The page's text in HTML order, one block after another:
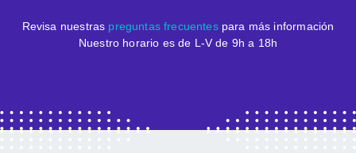
Revisa nuestras preguntas frecuentespara más información
Nuestro horario es de L-V de 9h a 18h